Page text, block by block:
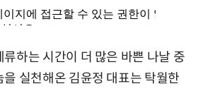
하는 시간이 더 많은 바쁜 나날 중
실천해온 김윤정 대표는 탁월한